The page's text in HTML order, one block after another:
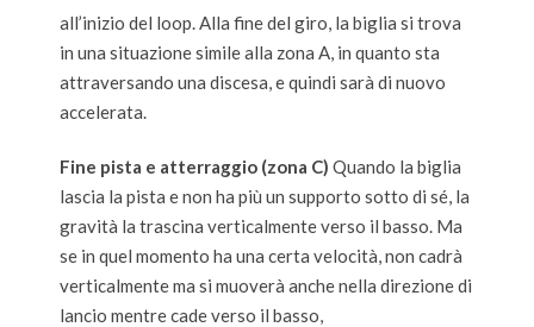
all’inizio del loop. Alla fine del giro, la biglia si trova
in una situazione simile alla zona A, in quanto sta
attraversando una discesa, e quindi sarà di nuovo
accelerata.
Fine pista e atterraggio (zona C) Quando la biglia
lascia la pista e non ha più un supporto sotto di sé, la
gravità la trascina verticalmente verso il basso. Ma
se in quel momento ha una certa velocità, non cadrà
verticalmente ma si muoverà anche nella direzione di
lancio mentre cade verso il basso,